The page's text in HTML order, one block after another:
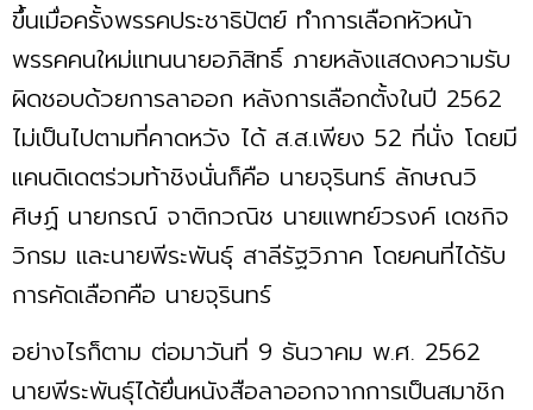
ขึ้นเมื่อครั้งพรรคประชาธิปัตย์ ทำการเลือกหัวหน้า
พรรคคนใหม่แทนนายอภิสิทธิ์ ภายหลังแสดงความรับ
ผิดชอบด้วยการลาออก หลังการเลือกตั้งในปี 2562
ไม่เป็นไปตามที่คาดหวัง ได้ ส.ส.เพียง 52 ที่นั่ง โดยมี
แคนดิเดตร่วมท้าชิงนั่นก็คือ นายจุรินทร์ ลักษณวิ
ศิษฏ์ นายกรณ์ จาติกวณิช นายแพทย์วรงค์ เดชกิจ
วิกรม และนายพีระพันธุ์ สาลีรัฐวิภาค โดยคนที่ได้รับ
การคัดเลือกคือ นายจุรินทร์
อย่างไรก็ตาม ต่อมาวันที่ 9 ธันวาคม พ.ศ. 2562
นายพีระพันธุ์ได้ยื่นหนังสือลาออกจากการเป็นสมาชิก